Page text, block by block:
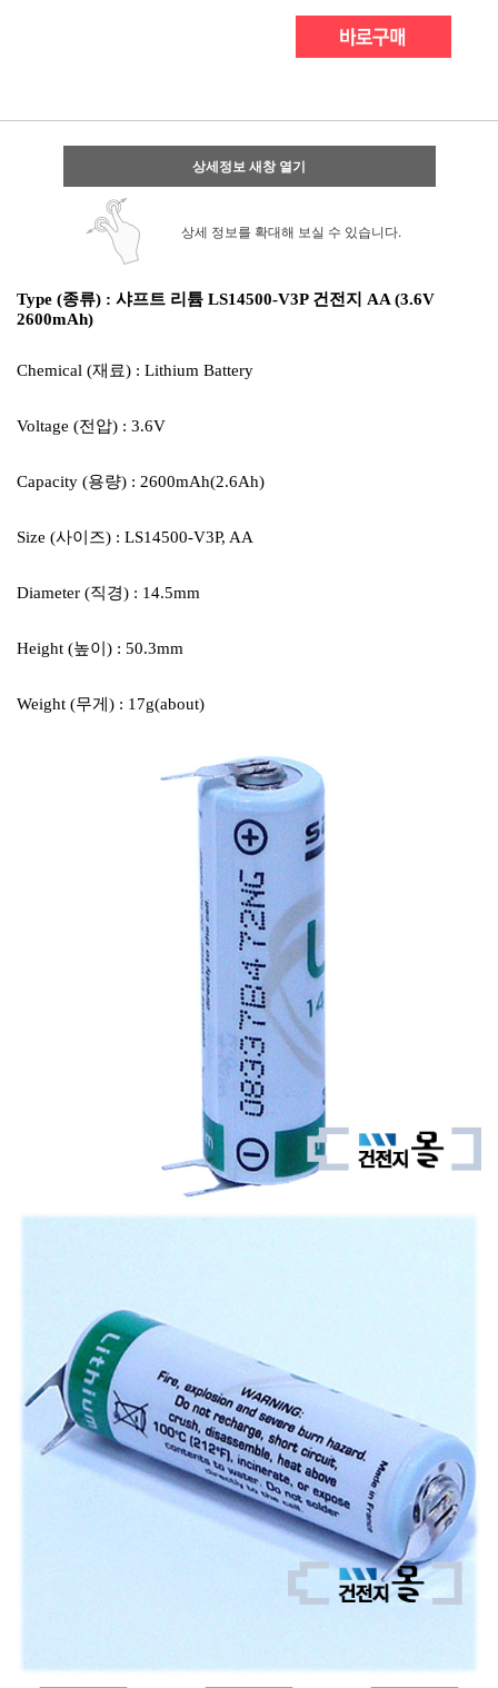
상세정보 새창 열기
상세 정보를 확대해 보실 수 있습니다.
Type (종류) : 샤프트 리튬 LS14500-V3P 건전지 AA (3.6V
2600mAh)
Chemical (재료) : Lithium Battery
Voltage (전압) : 3.6V
Capacity (용량) : 2600mAh(2.6Ah)
Size (사이즈) : LS14500-V3P, AA
Diameter (직경) : 14.5mm
Height (높이) : 50.3mm
Weight (무게) : 17g(about)